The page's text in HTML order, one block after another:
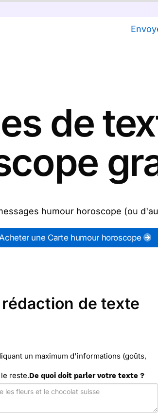
de
humour horoscope (ou
qui vous convient, ou
vous propose 12 modèles
une Carte humour horoscope
de texte
un maximum d'informations (goûts,
reste.De quoi doit parler votre texte ?